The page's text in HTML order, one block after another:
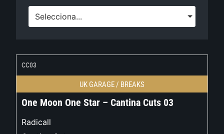
Selecciona...
CC03
UK GARAGE / BREAKS
One Moon One Star – Cantina Cuts 03
Radicall